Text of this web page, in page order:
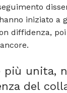
iniziato a
diffidenza,
più unita,
del